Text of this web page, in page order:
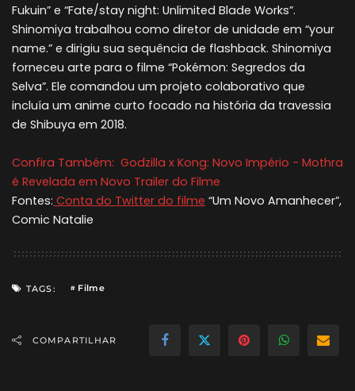
Fukuin” e “Fate/stay night: Unlimited Blade Works”.
Shinomiya trabalhou como diretor de unidade em “your
name.” e dirigiu sua sequência de flashback. Shinomiya
forneceu arte para o filme “Pokémon: Segredos da
Selva”. Ele comandou um projeto colaborativo que
incluía um anime curto focado na história da travessia
de Shibuya em 2018.
Confira Também: Godzilla x Kong: Novo Império - Mothra
é Revelada em Novo Trailer do Filme
Fontes: Conta do Twitter do filme “Um Novo Amanhecer”,
Comic Natalie
TAGS: Filme
COMPARTILHAR